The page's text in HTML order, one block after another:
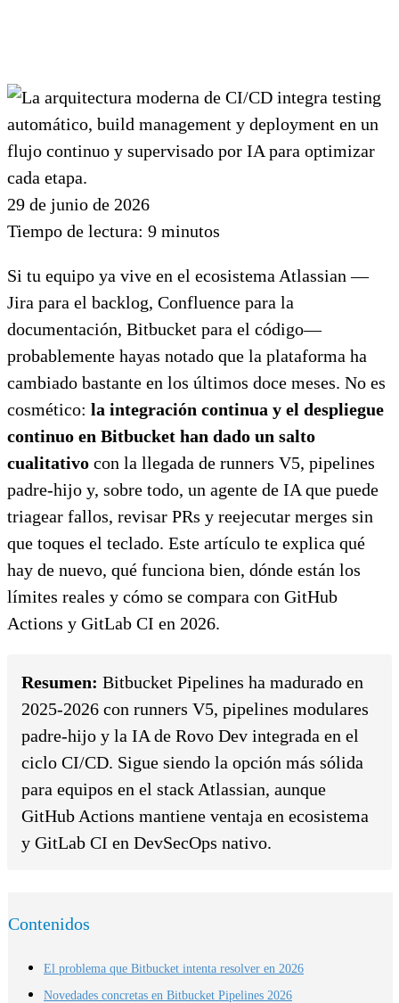
29 de junio de 2026
Tiempo de lectura: 9 minutos
Si tu equipo ya vive en el ecosistema Atlassian —
Jira para el backlog, Confluence para la
documentación, Bitbucket para el código—
probablemente hayas notado que la plataforma ha
cambiado bastante en los últimos doce meses. No es
cosmético: la integración continua y el despliegue
continuo en Bitbucket han dado un salto
cualitativo con la llegada de runners V5, pipelines
padre-hijo y, sobre todo, un agente de IA que puede
triagear fallos, revisar PRs y reejecutar merges sin
que toques el teclado. Este artículo te explica qué
hay de nuevo, qué funciona bien, dónde están los
límites reales y cómo se compara con GitHub
Actions y GitLab CI en 2026.
Resumen: Bitbucket Pipelines ha madurado en
2025-2026 con runners V5, pipelines modulares
padre-hijo y la IA de Rovo Dev integrada en el
ciclo CI/CD. Sigue siendo la opción más sólida
para equipos en el stack Atlassian, aunque
GitHub Actions mantiene ventaja en ecosistema
y GitLab CI en DevSecOps nativo.
Contenidos
El problema que Bitbucket intenta resolver en 2026
Novedades concretas en Bitbucket Pipelines 2026